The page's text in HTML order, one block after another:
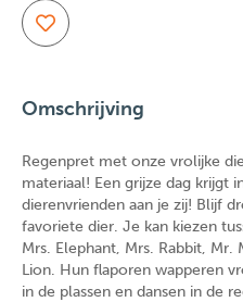
Omschrijving
Regenpret met onze vrolijke
materiaal! Een grijze dag krijgt
dierenvrienden aan je zij! Blijf
favoriete dier. Je kan kiezen
Mrs. Elephant, Mrs. Rabbit,
Lion. Hun flaporen wapperen
in de plassen en dansen in de